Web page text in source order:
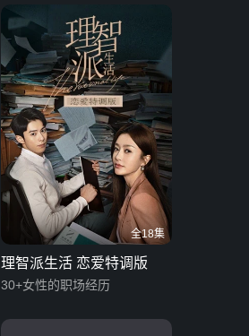
全18集
理智派生活 恋爱特调版
30+女性的职场经历